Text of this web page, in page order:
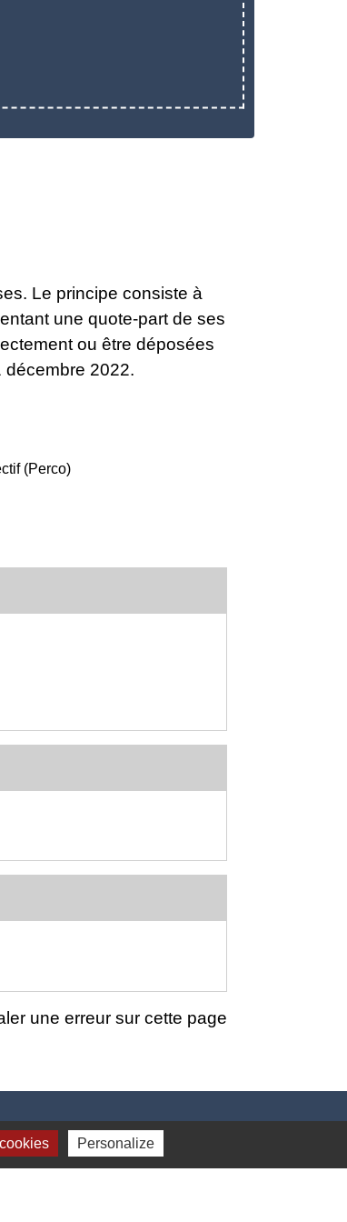
Le principe consiste à
une quote-part de ses
ou être déposées
2022.
(Perco)
une erreur sur cette page
Personalize